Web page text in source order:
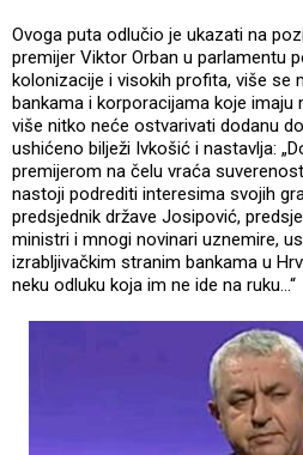
Ovoga puta odlučio je ukazati na
premijer Viktor Orban u parlamentu
kolonizacije i visokih profita, više se
bankama i korporacijama koje imaju
više nitko neće ostvarivati dodanu
ushićeno bilježi Ivkošić i nastavlja:
premijerom na čelu vraća
nastoji podrediti interesima svojih
predsjednik države Josipović,
ministri i mnogi novinari uznemire,
izrabljivačkim stranim bankama u
neku odluku koja im ne ide na ruku…“